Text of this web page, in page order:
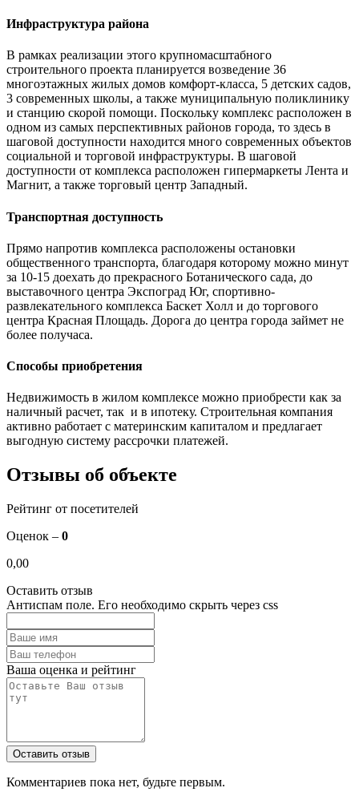
Инфраструктура района
В рамках реализации этого крупномасштабного
строительного проекта планируется возведение 36
многоэтажных жилых домов комфорт-класса, 5 детских садов,
3 современных школы, а также муниципальную поликлинику
и станцию скорой помощи. Поскольку комплекс расположен в
одном из самых перспективных районов города, то здесь в
шаговой доступности находится много современных объектов
социальной и торговой инфраструктуры. В шаговой
доступности от комплекса расположен гипермаркеты Лента и
Магнит, а также торговый центр Западный.
Транспортная доступность
Прямо напротив комплекса расположены остановки
общественного транспорта, благодаря которому можно минут
за 10-15 доехать до прекрасного Ботанического сада, до
выставочного центра Экспоград Юг, спортивно-
развлекательного комплекса Баскет Холл и до торгового
центра Красная Площадь. Дорога до центра города займет не
более получаса.
Способы приобретения
Недвижимость в жилом комплексе можно приобрести как за
наличный расчет, так и в ипотеку. Строительная компания
активно работает с материнским капиталом и предлагает
выгодную систему рассрочки платежей.
Отзывы об объекте
Рейтинг от посетителей
Оценок – 0
0,00
Оставить отзыв
Антиспам поле. Его необходимо скрыть через css
Ваша оценка и рейтинг
Комментариев пока нет, будьте первым.